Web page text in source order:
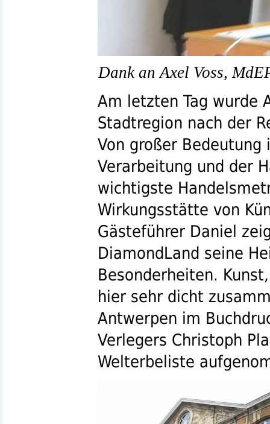
Dank an Axel Voss,
Am letzten Tag wurde
Stadtregion nach der
Von großer
Verarbeitung und der
wichtigste
Wirkungsstätte von
Gästeführer Daniel
DiamondLand seine
Besonderheiten.
hier sehr dicht
Antwerpen im
Verlegers Christoph
Welterbeliste